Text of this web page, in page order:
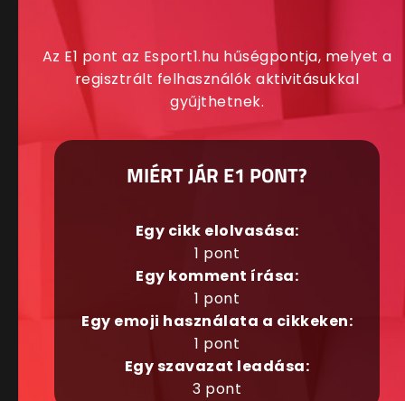
Az E1 pont az Esport1.hu hűségpontja, melyet a
regisztrált felhasználók aktivitásukkal
gyűjthetnek.
MIÉRT JÁR E1 PONT?
Egy cikk elolvasása:
1 pont
Egy komment írása:
1 pont
Egy emoji használata a cikkeken:
1 pont
Egy szavazat leadása:
3 pont